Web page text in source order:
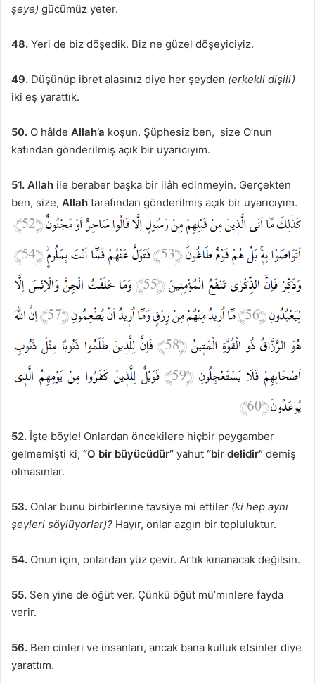
şeye) gücümüz yeter.
48. Yeri de biz döşedik. Biz ne güzel döşeyiciyiz.
49. Düşünüp ibret alasınız diye her şeyden (erkekli dişili)
iki eş yarattık.
50. O hâlde Allah’a koşun. Şüphesiz ben, size O’nun
katından gönderilmiş açık bir uyarıcıyım.
51. Allah ile beraber başka bir ilâh edinmeyin. Gerçekten
ben, size, Allah tarafından gönderilmiş açık bir uyarıcıyım.
52. İşte böyle! Onlardan öncekilere hiçbir peygamber
gelmemişti ki, “O bir büyücüdür” yahut “bir delidir” demiş
olmasınlar.
53. Onlar bunu birbirlerine tavsiye mi ettiler (ki hep aynı
şeyleri söylüyorlar)? Hayır, onlar azgın bir topluluktur.
54. Onun için, onlardan yüz çevir. Artık kınanacak değilsin.
55. Sen yine de öğüt ver. Çünkü öğüt mü’minlere fayda
verir.
56. Ben cinleri ve insanları, ancak bana kulluk etsinler diye
yarattım.